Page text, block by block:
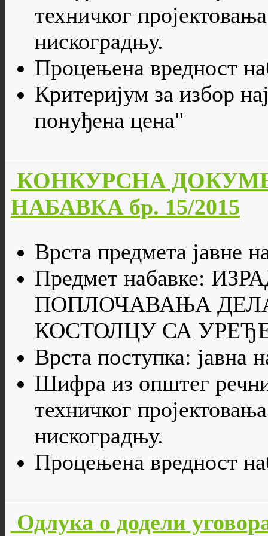
техничког
нискоградњу.
Процењена вредност
Критеријум за избор
понуђена цена"
КОНКУРСНА
НАБАВКА бр. 15/2015
Врста предмета јавне
Предмет набавке:
ПОПЛОЧАВАЊА
КОСТОЛЦУ СА
Врста поступка: јавна
Шифра из општег
техничког
нискоградњу.
Процењена вредност
Одлука о додели